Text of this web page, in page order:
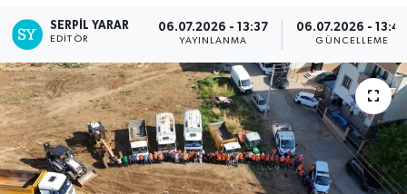
SERPİL YARAR
EDITÖR
06.07.2026 - 13:37
YAYINLANMA
06.07.2026 -
GÜNCELLEME